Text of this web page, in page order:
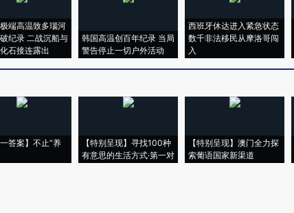
端高温致多瑙河
纪录 二战沉船与
石接连露出
韩国高温创百年纪录 当局
警告停止一切户外活动
西班牙休达进入紧急状态
数千非法移民从摩洛哥闯
入
一答案】不止“养
【特别呈现】寻找100种
有意思的生活方式·第一对
【特别呈现】澳门全力探
索葡语国家新渠道